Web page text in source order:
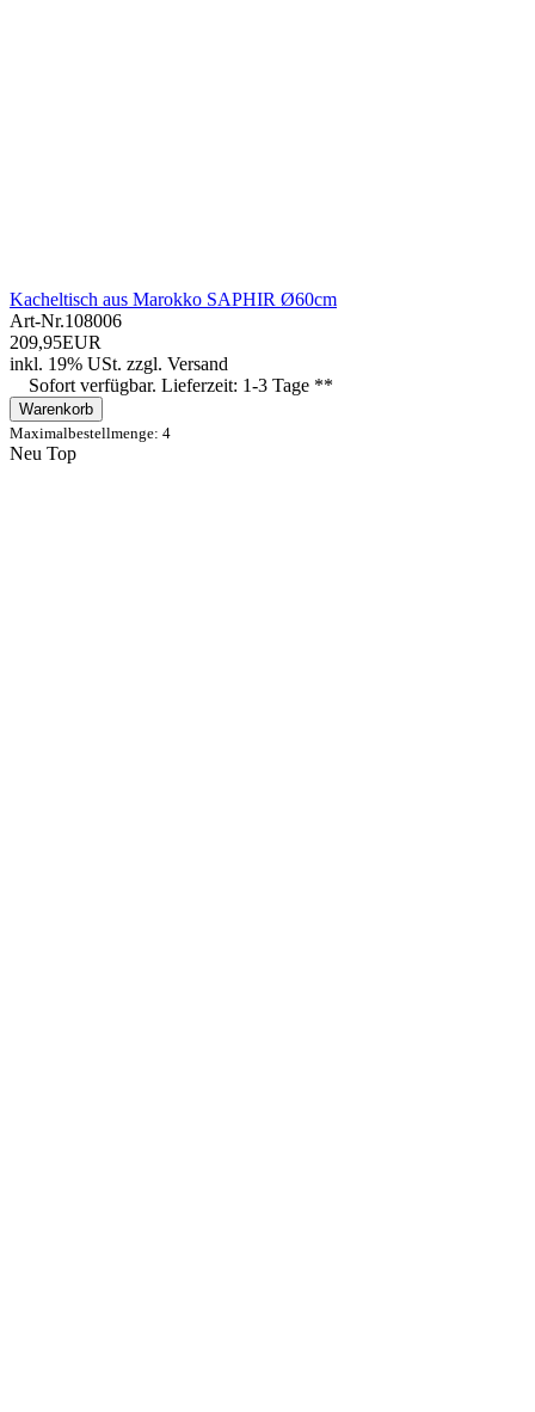
Kacheltisch aus Marokko SAPHIR Ø60cm
Art-Nr.108006
209,95EUR
inkl. 19% USt. zzgl. Versand
Sofort verfügbar. Lieferzeit: 1-3 Tage **
Warenkorb
Maximalbestellmenge: 4
Neu Top